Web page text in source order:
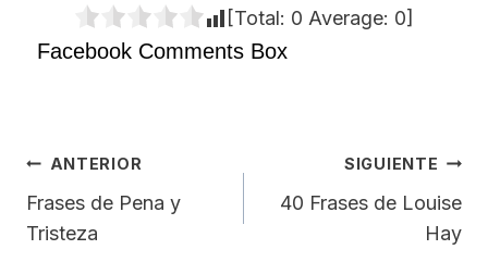
[Total: 0 Average: 0]
Facebook Comments Box
Navegación
De
Entradas
ANTERIOR
Frases de Pena y
Tristeza
SIGUIENTE
40 Frases de Louise
Hay